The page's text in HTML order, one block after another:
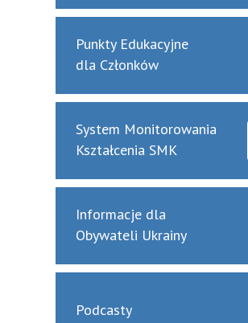
Punkty Edukacyjne
dla Członków
System Monitorowania
Kształcenia SMK
Informacje dla
Obywateli Ukrainy
Podcasty